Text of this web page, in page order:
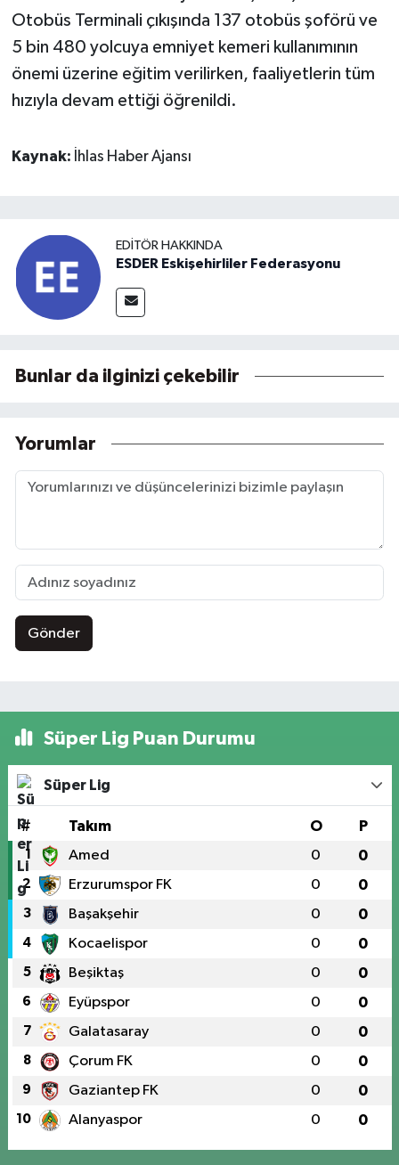
Otobüs Terminali çıkışında 137 otobüs şoförü ve
5 bin 480 yolcuya emniyet kemeri kullanımının
önemi üzerine eğitim verilirken, faaliyetlerin tüm
hızıyla devam ettiği öğrenildi.
Kaynak: İhlas Haber Ajansı
EDITÖR HAKKINDA
ESDER Eskişehirliler Federasyonu
Bunlar da ilginizi çekebilir
Yorumlar
Gönder
Süper Lig Puan Durumu
Süper Lig
# Takım O P
1 Amed 0 0
2 Erzurumspor FK 0 0
3 Başakşehir 0 0
4 Kocaelispor 0 0
5 Beşiktaş 0 0
6 Eyüpspor 0 0
7 Galatasaray 0 0
8 Çorum FK 0 0
9 Gaziantep FK 0 0
10 Alanyaspor 0 0